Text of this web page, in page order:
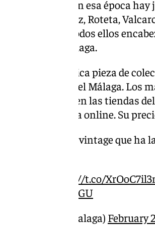
dos delanteros, en esa época
Fernando Sanz, Roteta,
Edgar. Todos ellos
banquillo del Málaga.
de una auténtica pieza de
los aficionados del Málaga. Los
‘in situ’ en las tiendas
este martes) o vía online. Su
camiseta vintage que ha
https://t.co/
Hhj96vMLGU
(@101tvMalaga) February